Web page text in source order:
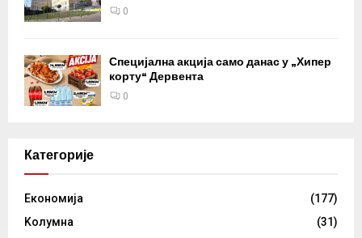
0
Специјална акција само данас у „Хипер
корту“ Дервента
0
Категорије
Eкономија
(177)
Kолумнa
(31)